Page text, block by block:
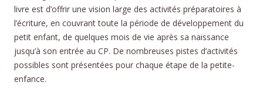
livre est d’offrir une vision large des activités préparatoires à
l’écriture, en couvrant toute la période de développement du
petit enfant, de quelques mois de vie après sa naissance
jusqu’à son entrée au CP. De nombreuses pistes d’activités
possibles sont présentées pour chaque étape de la petite-
enfance.